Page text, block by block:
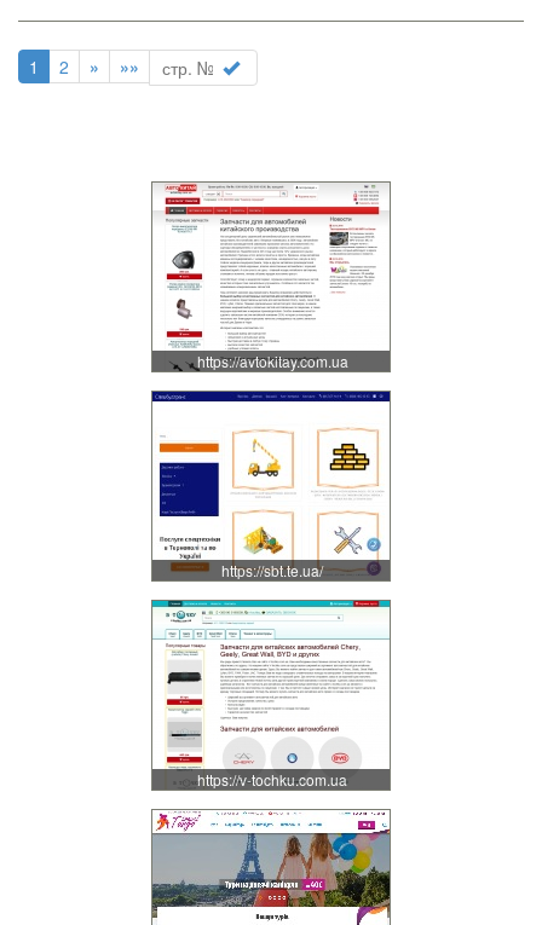
1 2 » »»
https://avtokitay.com.ua
https://sbt.te.ua/
https://v-tochku.com.ua